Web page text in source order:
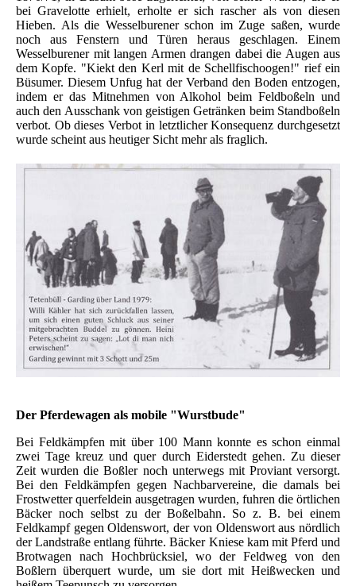
bei Gravelotte erhielt, erholte er sich rascher als von diesen
Hieben. Als die Wesselburener schon im Zuge saßen, wurde
noch aus Fenstern und Türen heraus geschlagen. Einem
Wesselburener mit langen Armen drangen dabei die Augen aus
dem Kopfe. "Kiekt den Kerl mit de Schellfischoogen!" rief ein
Büsumer. Diesem Unfug hat der Verband den Boden entzogen,
indem er das Mitnehmen von Alkohol beim Feldboßeln und
auch den Ausschank von geistigen Getränken beim Standboßeln
verbot. Ob dieses Verbot in letztlicher Konsequenz durchgesetzt
wurde scheint aus heutiger Sicht mehr als fraglich.
Der Pferdewagen als mobile "Wurstbude"
Bei Feldkämpfen mit über 100 Mann konnte es schon einmal
zwei Tage kreuz und quer durch Eiderstedt gehen. Zu dieser
Zeit wurden die Boßler noch unterwegs mit Proviant versorgt.
Bei den Feldkämpfen gegen Nachbarvereine, die damals bei
Frostwetter querfeldein ausgetragen wurden, fuhren die örtlichen
Bäcker noch selbst zu der Boßelbahn. So z. B. bei einem
Feldkampf gegen Oldenswort, der von Oldenswort aus nördlich
der Landstraße entlang führte. Bäcker Kniese kam mit Pferd und
Brotwagen nach Hochbrücksiel, wo der Feldweg von den
Boßlern überquert wurde, um sie dort mit Heißwecken und